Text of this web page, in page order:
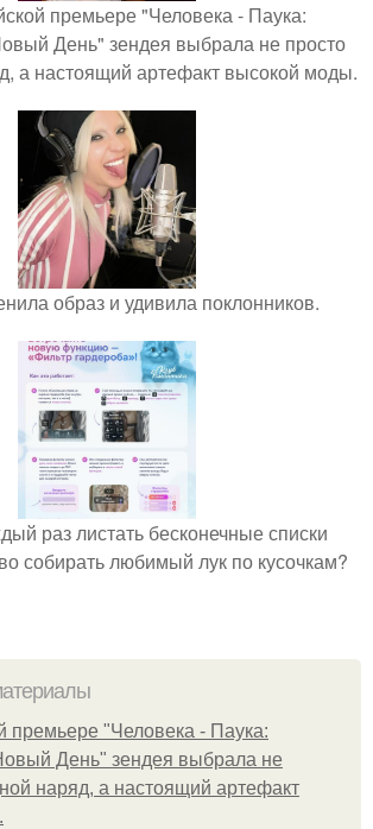
премьере "Человека - Паука:
День" зендея выбрала не просто
а настоящий артефакт высокой моды.
образ и удивила поклонников.
раз листать бесконечные списки
собирать любимый лук по кусочкам?
премьере "Человека - Паука:
День" зендея выбрала не
наряд, а настоящий артефакт